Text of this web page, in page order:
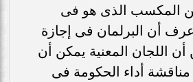
الذى هو فى
أن البرلمان فى إجازة
اللجان المعنية يمكن أن
أداء الحكومة فى